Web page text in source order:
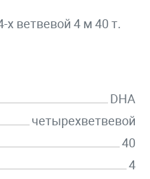
х ветвевой 4 м 40 т.
DHA
четырехветвевой
40
4